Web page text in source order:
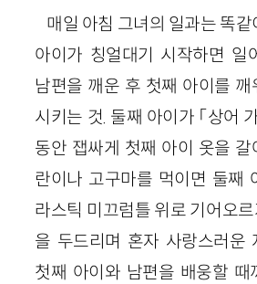
매일 아침 그녀의 일과는 똑같
아이가 칭얼대기 시작하면 일
남편을 깨운 후 첫째 아이를
시키는 것. 둘째 아이가 「상어
동안 잽싸게 첫째 아이 옷을
란이나 고구마를 먹이면 둘째
라스틱 미끄럼틀 위로 기어오
을 두드리며 혼자 사랑스러운
첫째 아이와 남편을 배웅할 때